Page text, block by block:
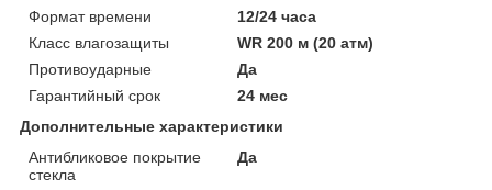
Формат времени
12/24 часа
Класс влагозащиты
WR 200 м (20 атм)
Противоударные
Да
Гарантийный срок
24 мес
Дополнительные характеристики
Антибликовое покрытие
стекла
Да